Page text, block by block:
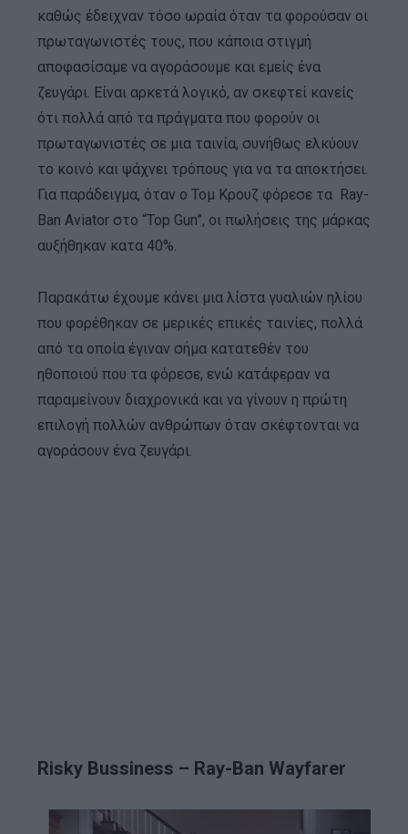
καθώς έδειχναν τόσο ωραία όταν τα φορούσαν οι
πρωταγωνιστές τους, που κάποια στιγμή
αποφασίσαμε να αγοράσουμε και εμείς ένα
ζευγάρι. Είναι αρκετά λογικό, αν σκεφτεί κανείς
ότι πολλά από τα πράγματα που φορούν οι
πρωταγωνιστές σε μια ταινία, συνήθως ελκύουν
το κοινό και ψάχνει τρόπους για να τα αποκτήσει.
Για παράδειγμα, όταν ο Τομ Κρουζ φόρεσε τα Ray-
Ban Aviator στο “Top Gun”, οι πωλήσεις της μάρκας
αυξήθηκαν κατα 40%.
Παρακάτω έχουμε κάνει μια λίστα γυαλιών ηλίου
που φορέθηκαν σε μερικές επικές ταινίες, πολλά
από τα οποία έγιναν σήμα κατατεθέν του
ηθοποιού που τα φόρεσε, ενώ κατάφεραν να
παραμείνουν διαχρονικά και να γίνουν η πρώτη
επιλογή πολλών ανθρώπων όταν σκέφτονται να
αγοράσουν ένα ζευγάρι.
Risky Bussiness – Ray-Ban Wayfarer